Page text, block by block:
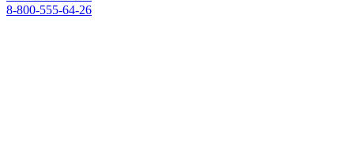
8-800-555-64-26